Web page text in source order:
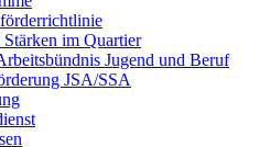
Stärken im Quartier
Jugend und Beruf
JSA/SSA